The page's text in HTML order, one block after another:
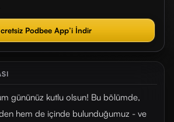
Podbee App’i İndir
gününüz kutlu olsun! Bu bölümde,
hem de içinde bulunduğumuz - ve